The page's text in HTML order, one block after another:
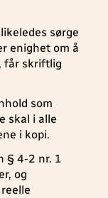
sørge
enighet om å
får skriftlig
som
skal i alle
i kopi.
§ 4-2 nr. 1
og